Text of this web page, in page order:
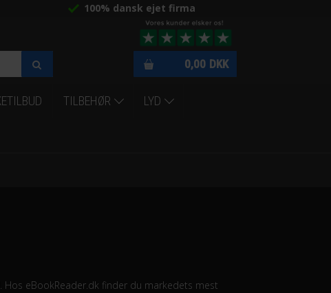
100% dansk ejet firma
0,00 DKK
TILBEHØR LYD
Hos eBookReader.dk finder du markedets mest